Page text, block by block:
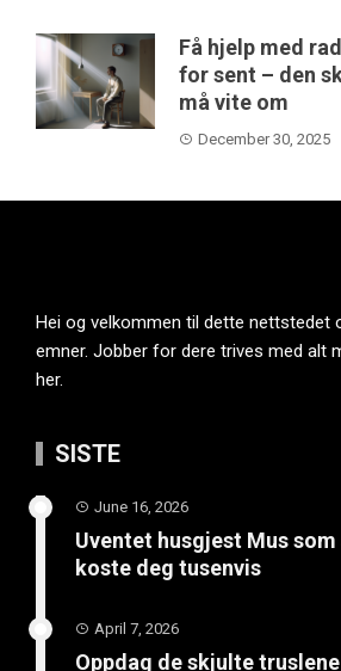
Få hjelp med
for sent – den
må vite om
December 30, 2025
Hei og velkommen til dette nettstedet
emner. Jobber for dere trives med alt
her.
SISTE
June 16, 2026
Uventet husgjest Mus
koste deg tusenvis
April 7, 2026
Oppdag de skjulte